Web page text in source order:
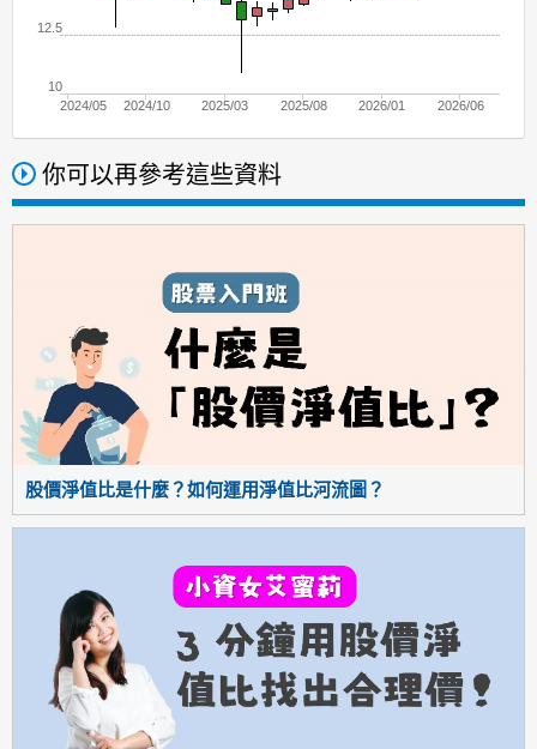
2024/05 2024/10 2025/03 2025/08 2026/01 2026/06
10
12.5
你可以再參考這些資料
股價淨值比是什麼？如何運用淨值比河流圖？